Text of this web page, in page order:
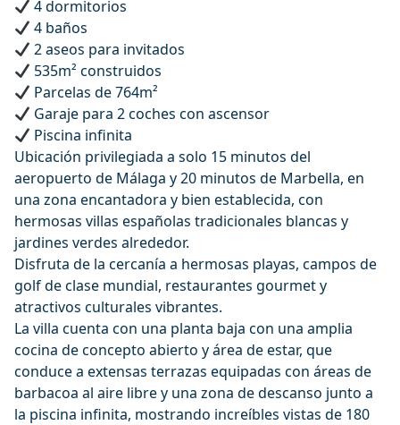
4 dormitorios
4 baños
2 aseos para invitados
535m² construidos
Parcelas de 764m²
Garaje para 2 coches con ascensor
Piscina infinita
Ubicación privilegiada a solo 15 minutos del
aeropuerto de Málaga y 20 minutos de Marbella, en
una zona encantadora y bien establecida, con
hermosas villas españolas tradicionales blancas y
jardines verdes alrededor.
Disfruta de la cercanía a hermosas playas, campos de
golf de clase mundial, restaurantes gourmet y
atractivos culturales vibrantes.
La villa cuenta con una planta baja con una amplia
cocina de concepto abierto y área de estar, que
conduce a extensas terrazas equipadas con áreas de
barbacoa al aire libre y una zona de descanso junto a
la piscina infinita, mostrando increíbles vistas de 180